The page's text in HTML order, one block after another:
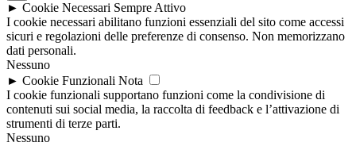
► Cookie Necessari Sempre Attivo
I cookie necessari abilitano funzioni essenziali del sito come accessi
sicuri e regolazioni delle preferenze di consenso. Non memorizzano
dati personali.
Nessuno
► Cookie Funzionali Nota
I cookie funzionali supportano funzioni come la condivisione di
contenuti sui social media, la raccolta di feedback e l’attivazione di
strumenti di terze parti.
Nessuno